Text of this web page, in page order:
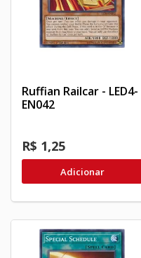
Ruffian Railcar - LED4-
EN042
R$ 1,25
Adicionar